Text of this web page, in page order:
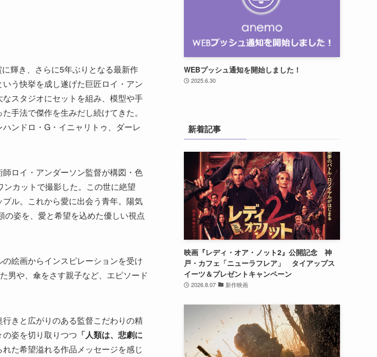
輝き、さらに5年ぶりとなる最新作
う快挙を成し遂げた巨匠ロイ・アン
スタジオにセットを組み、模型や手
手法で傑作を生みだし続けてきた。
ンドロ・G・イニャリトゥ、ダーレ
ロイ・アンダーソン監督が構図・色
カットで撮影した。この世に絶望
ル。これから愛に出会う青年。陽気
姿を、愛と希望を込めた優しい視点
絵画からインスピレーションを受け
男や、傘をさす親子など、エピソード
きと広がりのある監督こだわりの精
姿を切り取りつつ 「人類は、悲劇に
た希望溢れる作品メッセージを感じ
WEBプッシュ通知を開始しました！
2025.6.30
新着記事
映画『レディ・オア・ノット2』公開記念 神
戸・カフェ「ニューラフレア」 タイアップス
イーツ＆プレゼントキャンペーン
2026.8.07 新作映画